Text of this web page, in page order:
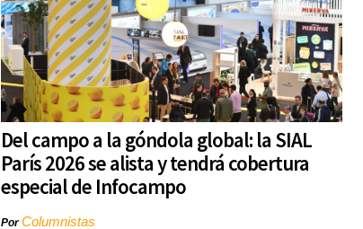
Del campo a la góndola global: la SIAL
París 2026 se alista y tendrá cobertura
especial de Infocampo
PorColumnistas